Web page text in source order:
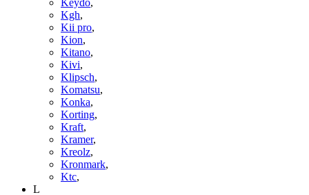
Kgh,
Kii pro,
Kion,
Kitano,
Kivi,
Klipsch,
Komatsu,
Konka,
Korting,
Kraft,
Kramer,
Kreolz,
Kronmark,
Ktc,
L